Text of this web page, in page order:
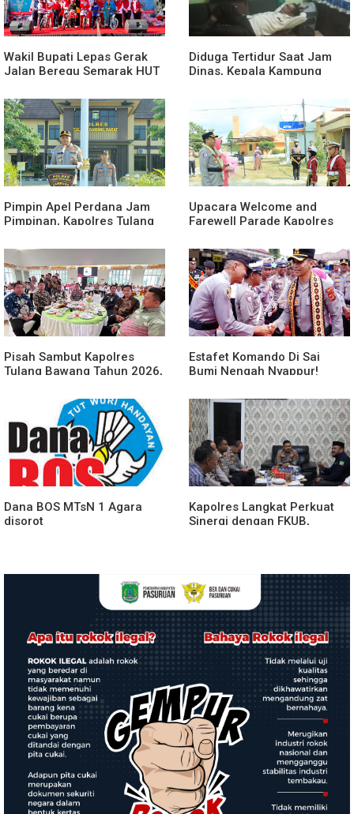
Wakil Bupati Lepas Gerak
Jalan Beregu Semarak HUT
Diduga Tertidur Saat Jam
Dinas, Kepala Kampung
Pimpin Apel Perdana Jam
Pimpinan, Kapolres Tulang
dan Penekanan Pada
Personil
Upacara Welcome and
Farewell Parade Kapolres
Berlangsung Khidmat
Pisah Sambut Kapolres
Tulang Bawang Tahun 2026,
Forkopimda untuk Menjaga
Stabilitas Daerah
Estafet Komando Di Sai
Bumi Nengah Nyappur!
Dan Penyerahan Tunggul
Kesatuan Polres Tulang
Bawang Berlangsung
Spektakuler
Dana BOS MTsN 1 Agara
disorot
Kapolres Langkat Perkuat
Sinergi dengan FKUB,